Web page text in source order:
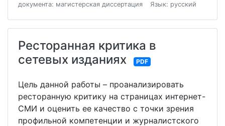
документа: магистерская диссертация
Язык: русский
Ресторанная критика в
сетевых изданиях
PDF
Цель данной работы – проанализировать
ресторанную критику на страницах интернет-
СМИ и оценить ее качество с точки зрения
профильной компетенции и журналистского